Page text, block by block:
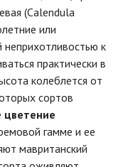
(Calendula
или
неприхотливостью к
практически в
колеблется от
сортов
цветение
гамме и ее
мавританский